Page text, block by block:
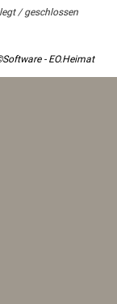
/ geschlossen
- EO.Heimat